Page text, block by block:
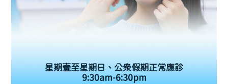
星期壹至星期日、公眾假期正常應診
9:30am-6:30pm